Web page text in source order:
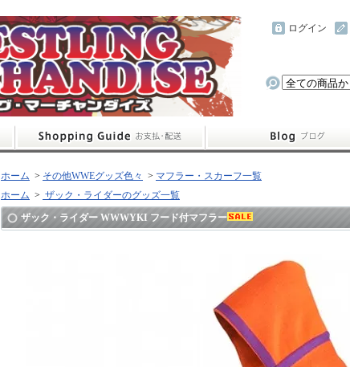
ログイン
ホーム > その他WWEグッズ色々 > マフラー・スカーフ一覧
ホーム > ザック・ライダーのグッズ一覧
ザック・ライダー WWWYKI フード付マフラー